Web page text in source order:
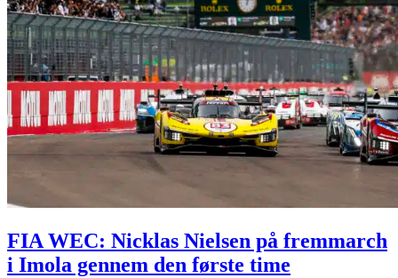
FIA WEC: Nicklas Nielsen på fremmarch
i Imola gennem den første time